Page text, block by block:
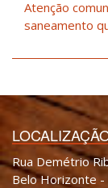
Atenção
saneamento
Rua Demétrio
Belo Horizonte -